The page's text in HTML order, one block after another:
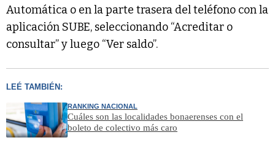
Automática o en la parte trasera del teléfono con la
aplicación SUBE, seleccionando “Acreditar o
consultar” y luego “Ver saldo”.
LEÉ TAMBIÉN:
RANKING NACIONAL
Cuáles son las localidades bonaerenses con el
boleto de colectivo más caro